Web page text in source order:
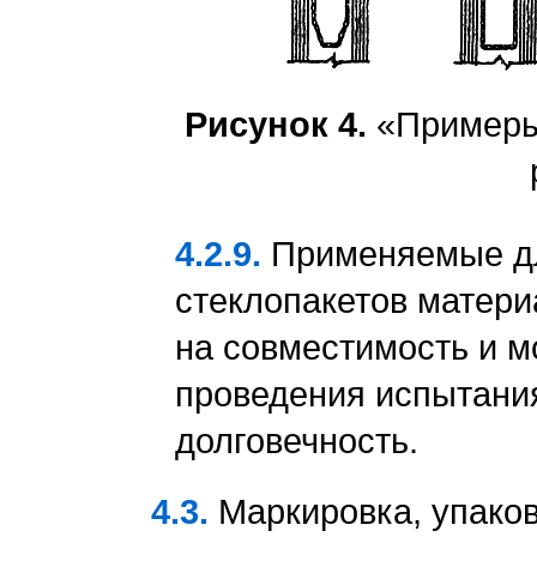
Рисунок 4.
4.2.9. Применяемые
стеклопакетов
на совместимость и
проведения
долговечность.
4.3. Маркировка,